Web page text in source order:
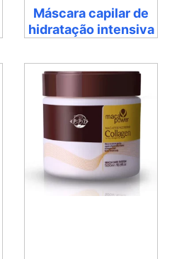
Máscara capilar de
hidratação intensiva